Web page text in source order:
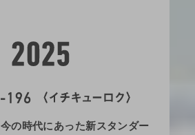
今の時代にあった新スタンダー